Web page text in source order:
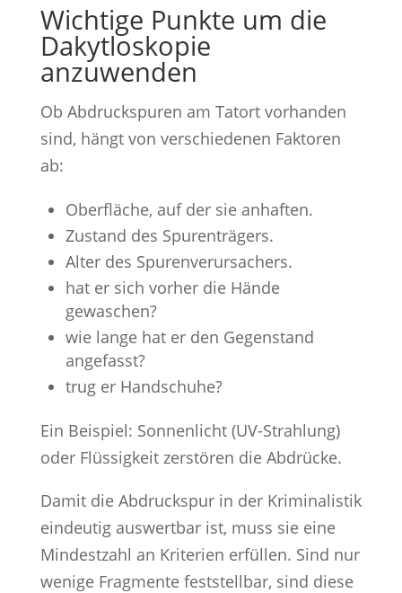
Wichtige Punkte um die
Dakytloskopie
anzuwenden
Ob Abdruckspuren am Tatort vorhanden
sind, hängt von verschiedenen Faktoren
ab:
Oberfläche, auf der sie anhaften.
Zustand des Spurenträgers.
Alter des Spurenverursachers.
hat er sich vorher die Hände
gewaschen?
wie lange hat er den Gegenstand
angefasst?
trug er Handschuhe?
Ein Beispiel: Sonnenlicht (UV-Strahlung)
oder Flüssigkeit zerstören die Abdrücke.
Damit die Abdruckspur in der Kriminalistik
eindeutig auswertbar ist, muss sie eine
Mindestzahl an Kriterien erfüllen. Sind nur
wenige Fragmente feststellbar, sind diese